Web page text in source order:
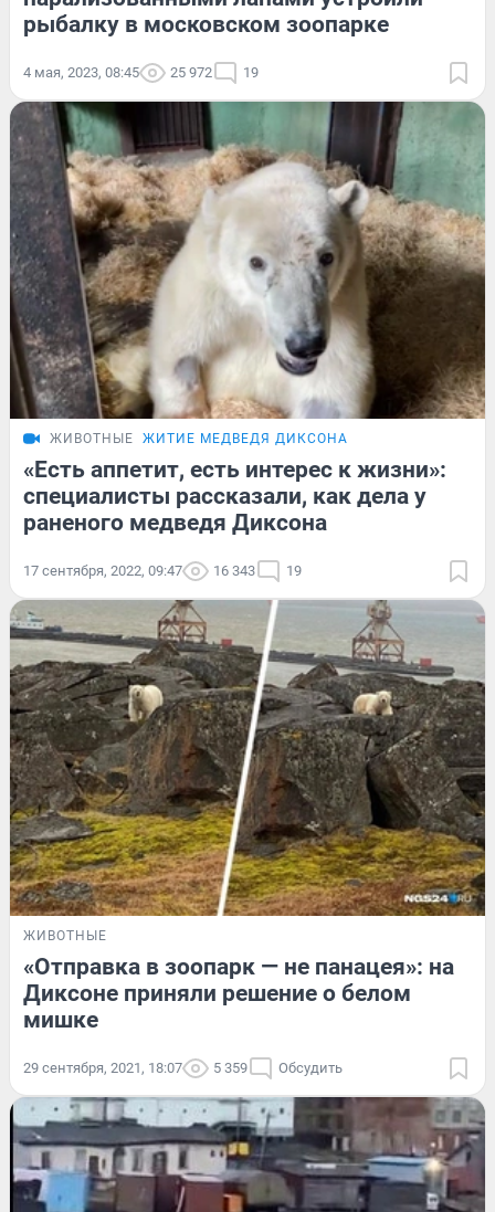
рыбалку в московском зоопарке
4 мая, 2023, 08:45 25 972 19
ЖИВОТНЫЕ ЖИТИЕ МЕДВЕДЯ ДИКСОНА
«Есть аппетит, есть интерес к жизни»:
специалисты рассказали, как дела у
раненого медведя Диксона
17 сентября, 2022, 09:47 16 343 19
ЖИВОТНЫЕ
«Отправка в зоопарк — не панацея»: на
Диксоне приняли решение о белом
мишке
29 сентября, 2021, 18:07 5 359 Обсудить